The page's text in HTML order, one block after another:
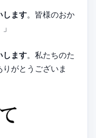
します。皆様のおか
します。私たちのた
がとうございま